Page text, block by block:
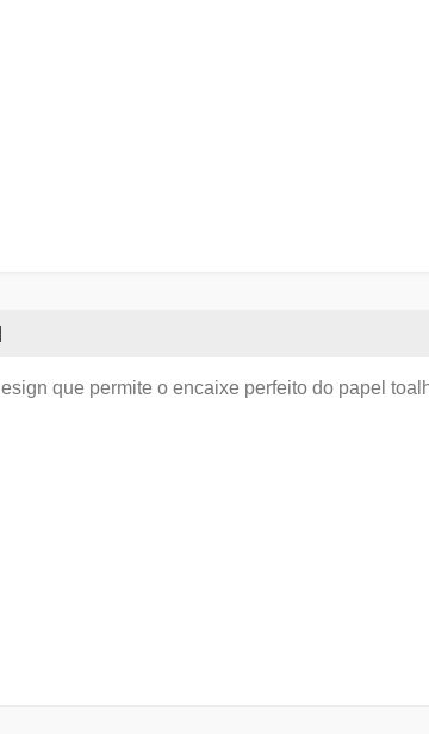
que permite o encaixe perfeito do papel